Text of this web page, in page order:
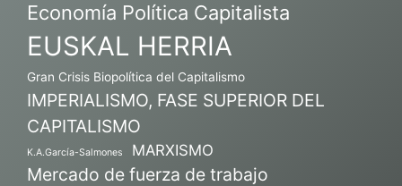
Economía Política Capitalista
EUSKAL HERRIA
Gran Crisis Biopolítica del Capitalismo
IMPERIALISMO, FASE SUPERIOR DEL
CAPITALISMO
K.A.García-Salmones MARXISMO
Mercado de fuerza de trabajo